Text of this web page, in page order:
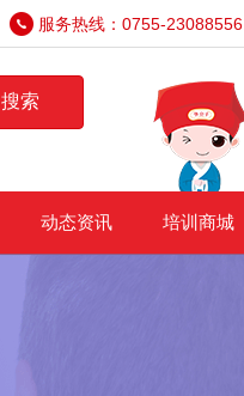
服务热线：0755-23088556
搜索
动态资讯 培训商城